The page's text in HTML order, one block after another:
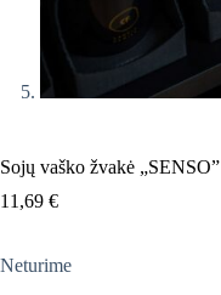
Sojų vaško žvakė „SENSO”
11,69 €
Neturime